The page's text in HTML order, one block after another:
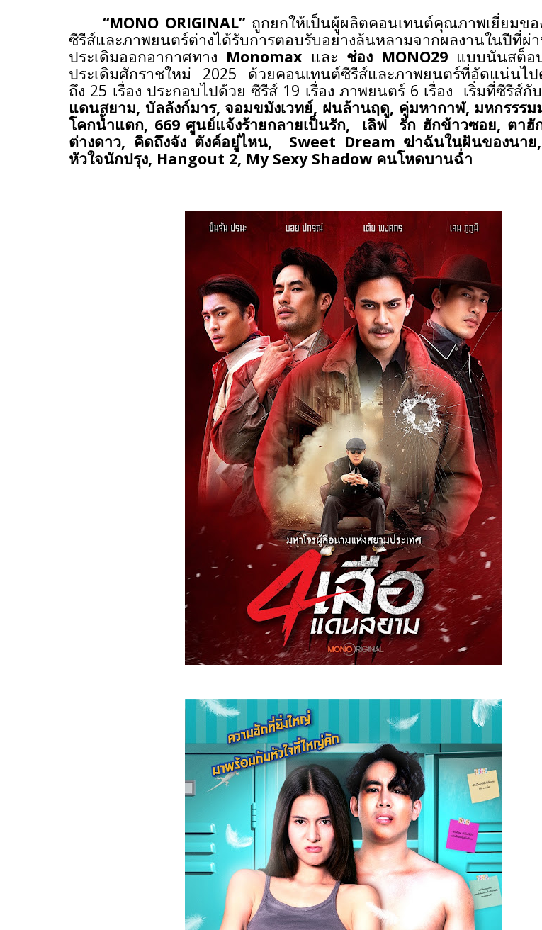
“MONO ORIGINAL” ถูกยกให้เป็นผู้ผลิตคอนเทนต์คุณภาพเยี่ยมขอ
ซีรีส์และภาพยนตร์ต่างได้รับการตอบรับอย่างล้นหลามจากผลงานในปีที่ผ่
ประเดิมออกอากาศทาง Monomax และ ช่อง MONO29 แบบนันสต็อ
ประเดิมศักราชใหม่ 2025 ด้วยคอนเทนต์ซีรีส์และภาพยนตร์ที่อัดแน่นไ
ถึง 25 เรื่อง ประกอบไปด้วย ซีรีส์ 19 เรื่อง ภาพยนตร์ 6 เรื่อง เริ่มที่ซีรีส์กับ
แดนสยาม, บัลลังก์มาร, จอมขมังเวทย์, ฝนล้านฤดู, คู่มหากาฬ, มหกรรร
โคกน้ำแตก, 669 ศูนย์แจ้งร้ายกลายเป็นรัก, เลิฟ รัก ฮักข้าวซอย, ตาฮั
ต่างดาว, คิดถึงจัง ตังค์อยู่ไหน, Sweet Dream ฆ่าฉันในฝันของนาย,
หัวใจนักปรุง, Hangout 2, My Sexy Shadow คนโหดบานฉ่ำ